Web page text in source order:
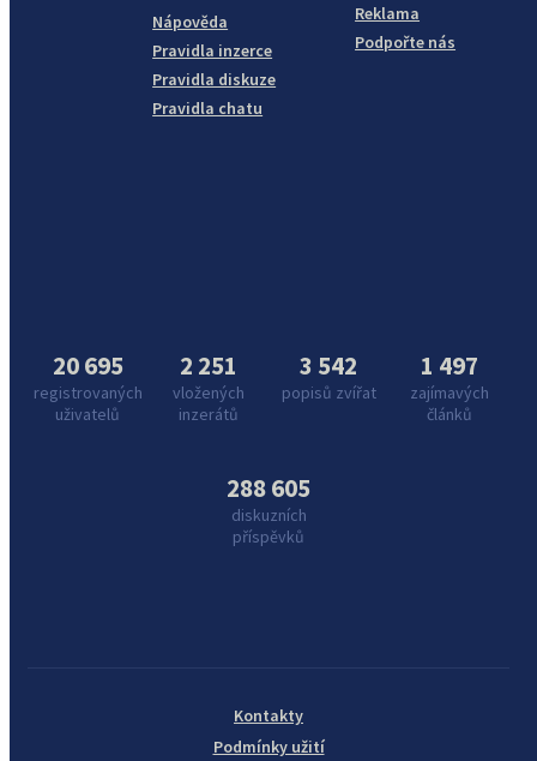
Nápověda
Pravidla inzerce
Pravidla diskuze
Pravidla chatu
Reklama
Podpořte nás
20 695
registrovaných
uživatelů
2 251
vložených
inzerátů
3 542
popisů zvířat
1 497
zajímavých
článků
288 605
diskuzních
příspěvků
Kontakty
Podmínky užití